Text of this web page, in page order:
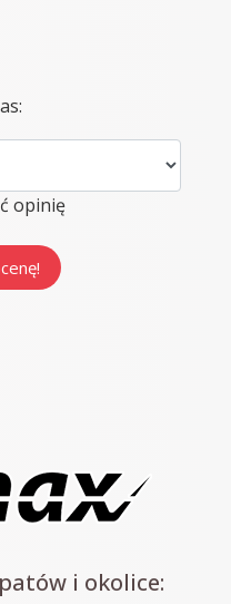
opinię
i okolice: